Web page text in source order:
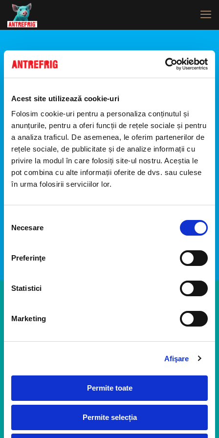
Acest site utilizează cookie-uri
Folosim cookie-uri pentru a personaliza conținutul și
anunțurile, pentru a oferi funcții de rețele sociale și pentru
a analiza traficul. De asemenea, le oferim partenerilor de
rețele sociale, de publicitate și de analize informații cu
privire la modul în care folosiți site-ul nostru. Aceștia le
pot combina cu alte informații oferite de dvs. sau culese
în urma folosirii serviciilor lor.
consimțământului
Necesare
Preferinţe
Statistici
Marketing
Afişare
Permite toate
Permite selecția
Ai atins pragul de înscrieri totale.
Orkla Foods Romania
Prelucrarea datelor cu caracter personal